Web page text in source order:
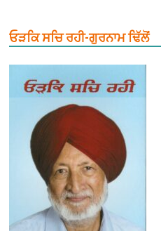
ਓੜਕਿ ਸਚਿ ਰਹੀ-ਗੁਰਨਾਮ ਢਿੱਲੋਂ